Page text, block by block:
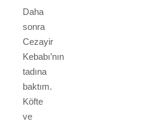
Daha
sonra
Cezayir
Kebabı’nın
tadına
baktım.
Köfte
ve